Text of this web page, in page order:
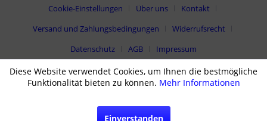
Cookie-Einstellungen Über uns
Kontakt
Versand und Zahlungsbedingungen
Widerrufsrecht
Datenschutz
AGB Impressum
Diese Website verwendet Cookies, um Ihnen die bestmögliche
Funktionalität bieten zu können. Mehr Informationen
Einverstanden